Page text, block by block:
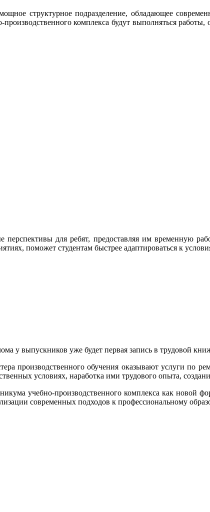
структурное подразделение, обладающее
комплекса будут выполняться
перспективы для ребят, предоставляя им временную
поможет студентам быстрее адаптироваться к
у выпускников уже будет первая запись в трудовой
производственного обучения оказывают услуги по
условиях, наработка ими трудового опыта,
учебно-производственного комплекса как новой
современных подходов к профессиональному